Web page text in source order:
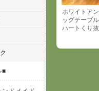
ホワイトア
ッグテーブ
ハートくり
■